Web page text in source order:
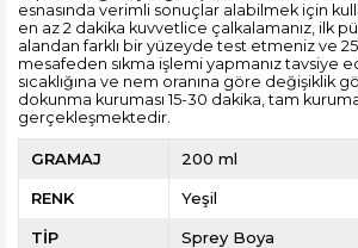
esnasında verimli sonuçlar alabilmek için
en az 2 dakika kuvvetlice çalkalamanız, ilk
alandan farklı bir yüzeyde test etmeniz ve
mesafeden sıkma işlemi yapmanız tavsiye
sıcaklığına ve nem oranına göre değişiklik
dokunma kuruması 15-30 dakika, tam
gerçekleşmektedir.
GRAMAJ 200 ml
RENK Yeşil
TİP Sprey Boya